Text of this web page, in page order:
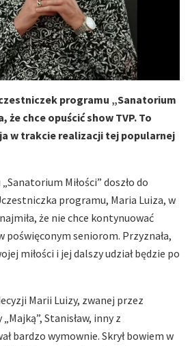
programu „Sanatorium
że chce opuścić show TVP. To
w trakcie realizacji tej popularnej
Miłości” doszło do
programu, Maria Luiza, w
że nie chce kontynuować
poświęconym seniorom. Przyznała,
miłości i jej dalszy udział będzie po
Marii Luizy, zwanej przez
Stanisław, inny z
bardzo wymownie. Skrył bowiem w